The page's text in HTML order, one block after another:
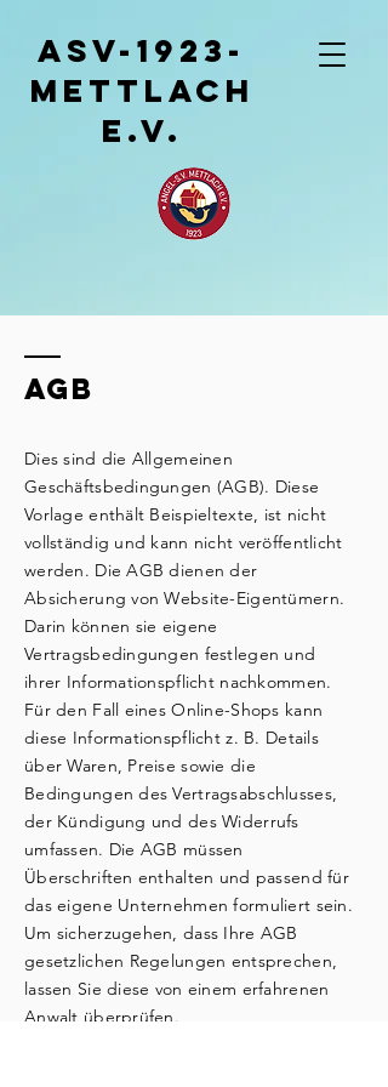
ASV-1923-
Mettlach
e.v.
AGB
Dies sind die Allgemeinen
Geschäftsbedingungen (AGB). Diese
Vorlage enthält Beispieltexte, ist nicht
vollständig und kann nicht veröffentlicht
werden. Die AGB dienen der
Absicherung von Website-Eigentümern.
Darin können sie eigene
Vertragsbedingungen festlegen und
ihrer Informationspflicht nachkommen.
Für den Fall eines Online-Shops kann
diese Informationspflicht z. B. Details
über Waren, Preise sowie die
Bedingungen des Vertragsabschlusses,
der Kündigung und des Widerrufs
umfassen. Die AGB müssen
Überschriften enthalten und passend für
das eigene Unternehmen formuliert sein.
Um sicherzugehen, dass Ihre AGB
gesetzlichen Regelungen entsprechen,
lassen Sie diese von einem erfahrenen
Anwalt überprüfen.